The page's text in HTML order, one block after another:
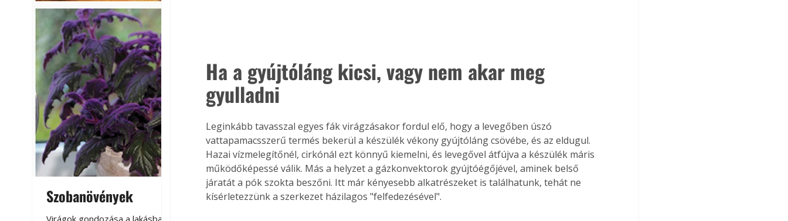
Szobanövények
Virágoskert: kertben, Gyógyító növények: a
Ha a gyújtóláng kicsi, vagy nem akar meg
gyulladni
Leginkább tavasszal egyes fák virágzásakor fordul elő, hogy a levegőben úszó
vattapamacsszerű termés bekerül a készülék vékony gyújtóláng csövébe, és az eldugul.
Hazai vízmelegítőnél, cirkónál ezt könnyű kiemelni, és levegővel átfújva a készülék máris
működőképessé válik. Más a helyzet a gázkonvektorok gyújtóégőjével, aminek belső
járatát a pók szokta beszőni. Itt már kényesebb alkatrészeket is találhatunk, tehát ne
kísérletezzünk a szerkezet házilagos "felfedezésével".